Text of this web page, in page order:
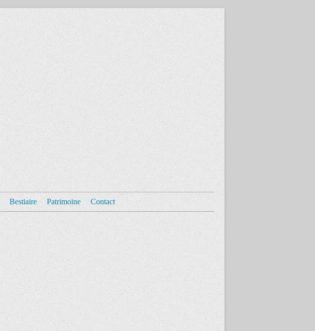
Bestiaire Patrimoine Contact